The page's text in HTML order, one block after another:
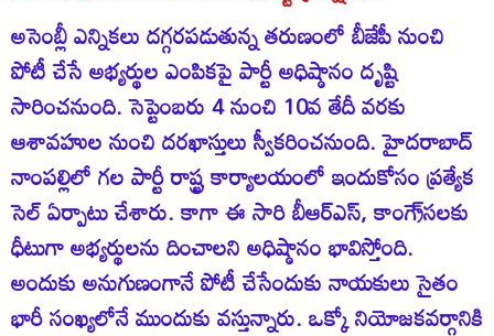
అసెంబ్లీ ఎన్నికలు దగ్గరపడుతున్న తరుణంలో బీజేపీ నుంచి
పోటీ చేసే అభ్యర్థుల ఎంపికపై పార్టీ అధిష్ఠానం దృష్టి
సారించనుంది. సెప్టెంబరు 4 నుంచి 10వ తేదీ వరకు
ఆశావహుల నుంచి దరఖాస్తులు స్వీకరించనుంది. హైదరాబాద్‌
నాంపల్లిలో గల పార్టీ రాష్ట్ర కార్యాలయంలో ఇందుకోసం ప్రత్యేక
సెల్‌ ఏర్పాటు చేశారు. కాగా ఈ సారి బీఆర్‌ఎస్‌, కాంగ్రె్‌సలకు
ధీటుగా అభ్యర్థులను దించాలని అధిష్ఠానం భావిస్తోంది.
అందుకు అనుగుణంగానే పోటీ చేసేందుకు నాయకులు సైతం
భారీ సంఖ్యలోనే ముందుకు వస్తున్నారు. ఒక్కో నియోజకవర్గానికి